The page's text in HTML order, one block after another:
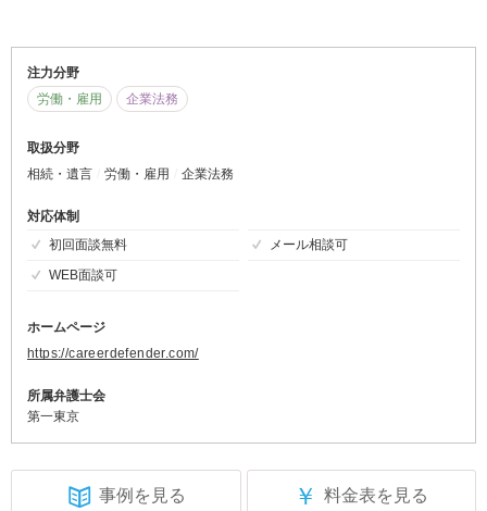
注力分野
労働・雇用
企業法務
取扱分野
相続・遺言
労働・雇用 企業法務
対応体制
初回面談無料
メール相談可
WEB面談可
ホームページ
https://careerdefender.com/
所属弁護士会
第一東京
事例を見る ￥ 料金表を見る